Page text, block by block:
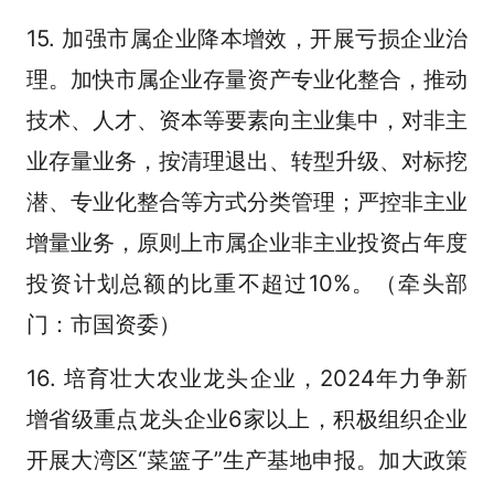
15. 加强市属企业降本增效，开展亏损企业治
理。加快市属企业存量资产专业化整合，推动
技术、人才、资本等要素向主业集中，对非主
业存量业务，按清理退出、转型升级、对标挖
潜、专业化整合等方式分类管理；严控非主业
增量业务，原则上市属企业非主业投资占年度
投资计划总额的比重不超过10%。（牵头部
门：市国资委）
16. 培育壮大农业龙头企业，2024年力争新
增省级重点龙头企业6家以上，积极组织企业
开展大湾区“菜篮子”生产基地申报。加大政策